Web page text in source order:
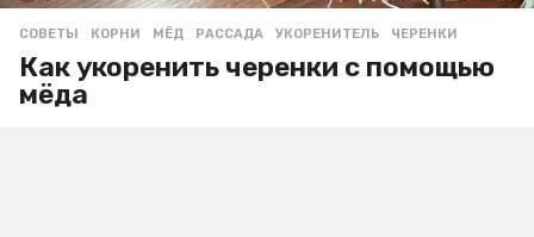
СОВЕТЫ КОРНИ ,МЁД ,РАССАДА ,УКОРЕНИТЕЛЬ ,ЧЕРЕНКИ
Как укоренить черенки с помощью
мёда